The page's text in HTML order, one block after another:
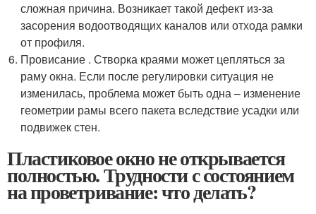
сложная причина. Возникает такой дефект из-за
засорения водоотводящих каналов или отхода рамки
от профиля.
Провисание . Створка краями может цепляться за
раму окна. Если после регулировки ситуация не
изменилась, проблема может быть одна – изменение
геометрии рамы всего пакета вследствие усадки или
подвижек стен.
Пластиковое окно не открывается
полностью. Трудности с состоянием
на проветривание: что делать?